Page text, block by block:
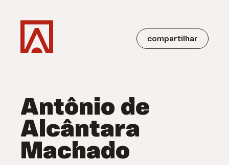
compartilhar
Antônio de
Alcântara
Machado